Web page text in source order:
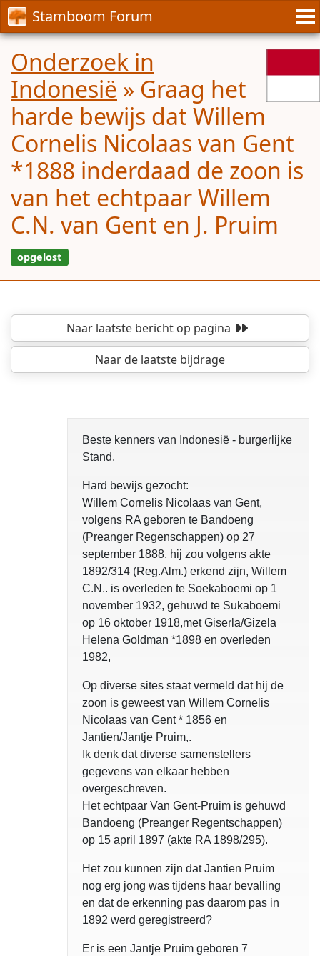
Stamboom Forum
Onderzoek in
Indonesië » Graag het
harde bewijs dat Willem
Cornelis Nicolaas van Gent
*1888 inderdaad de zoon is
van het echtpaar Willem
C.N. van Gent en J. Pruim
Naar laatste berichtop pagina
Naar de laatste bijdrage
Beste kenners van Indonesië - burgerlijke
Stand.
Hard bewijs gezocht:
Willem Cornelis Nicolaas van Gent,
volgens RA geboren te Bandoeng
(Preanger Regenschappen) op 27
september 1888, hij zou volgens akte
1892/314 (Reg.Alm.) erkend zijn, Willem
C.N.. is overleden te Soekaboemi op 1
november 1932, gehuwd te Sukaboemi
op 16 oktober 1918,met Giserla/Gizela
Helena Goldman *1898 en overleden
1982,
Op diverse sites staat vermeld dat hij de
zoon is geweest van Willem Cornelis
Nicolaas van Gent * 1856 en
Jantien/Jantje Pruim,.
Ik denk dat diverse samenstellers
gegevens van elkaar hebben
overgeschreven.
Het echtpaar Van Gent-Pruim is gehuwd
Bandoeng (Preanger Regentschappen)
op 15 april 1897 (akte RA 1898/295).
Het zou kunnen zijn dat Jantien Pruim
nog erg jong was tijdens haar bevalling
en dat de erkenning pas daarom pas in
1892 werd geregistreerd?
Er is een Jantje Pruim geboren 7